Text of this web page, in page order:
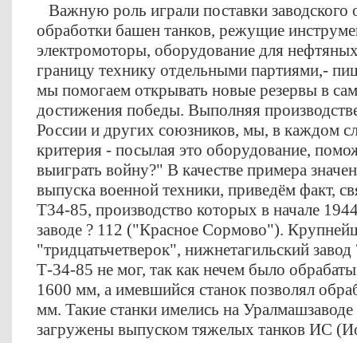
Важную роль играли поставки заводского
обработки башен танков, режущие
электромоторы, оборудование для
границу технику отдельными партиями,-
мы помогаем открывать новые резервы в
достижения победы. Выполняя
России и других союзников, мы, в каждом
критерия - посылая это оборудование,
выиграть войну?" В качестве примера
выпуска военной техники, приведём факт,
Т34-85, производство которых в начале
заводе ? 112 ("Красное Сормово").
"тридцатьчетверок", нижнетагильский
Т-34-85 не мог, так как нечем было
1600 мм, а имевшийся станок позволял
мм. Такие станки имелись на
загружены выпуском тяжелых танков ИС